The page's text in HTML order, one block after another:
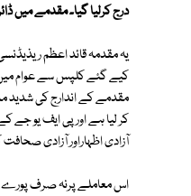
درج کرلیا گیا۔ مقدمے میں
یہ مقدمہ قائد اعظم
کیے گئے کلپس سے عوام میں
مقدمے کے اندارج کی شدید
کر لیا ہے اورپی ایف یو
آزادی اظہاراور آزادی
اس معاملے پرنہ صرف پورے